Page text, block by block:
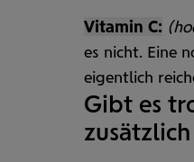
Vitamin C:
es nicht. Eine
eigentlich
Gibt es